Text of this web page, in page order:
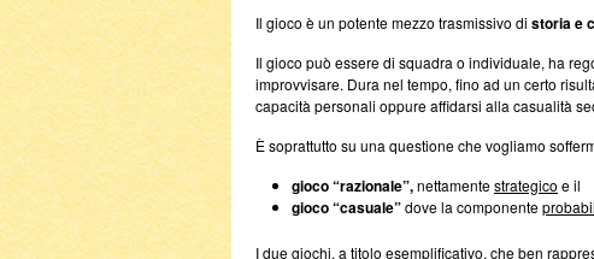
Il gioco è un potente mezzo trasmissivo di storia e
Il gioco può essere di squadra o individuale, ha
improvvisare. Dura nel tempo, fino ad un certo
capacità personali oppure affidarsi alla casualità
È soprattutto su una questione che vogliamo
gioco “razionale”,nettamentestrategico e il
gioco “casuale”dove la componente
I due giochi, a titolo esemplificativo, che ben